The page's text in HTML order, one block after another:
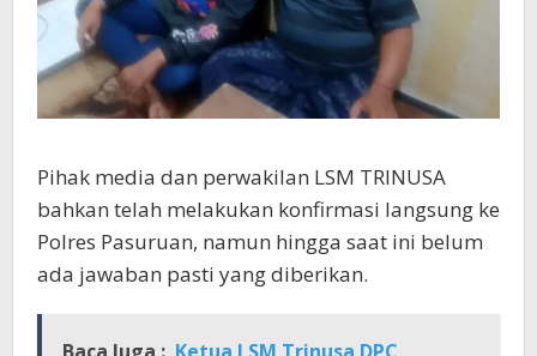
Pihak media dan perwakilan LSM TRINUSA
bahkan telah melakukan konfirmasi langsung ke
Polres Pasuruan, namun hingga saat ini belum
ada jawaban pasti yang diberikan.